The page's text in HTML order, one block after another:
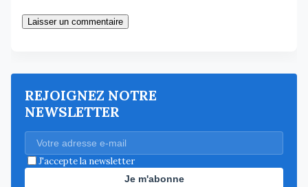
Laisser un commentaire
REJOIGNEZ NOTRE
NEWSLETTER
J'accepte la newsletter
Je m'abonne